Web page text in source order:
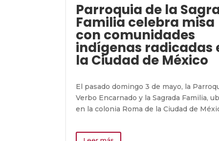
Parroquia de la
Familia celebra misa
con comunidades
indígenas radicadas
la Ciudad de México
El pasado domingo 3 de mayo, la
Verbo Encarnado y la Sagrada Familia,
en la colonia Roma de la Ciudad de